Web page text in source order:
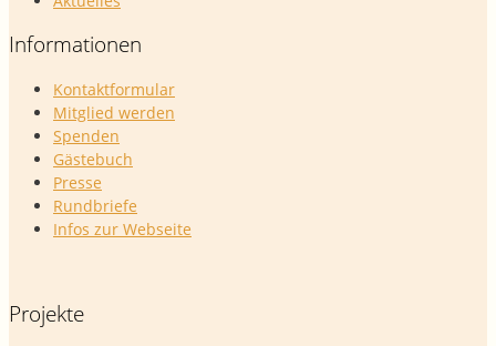
Informationen
Kontaktformular
Mitglied werden
Spenden
Gästebuch
Presse
Rundbriefe
Infos zur Webseite
Projekte